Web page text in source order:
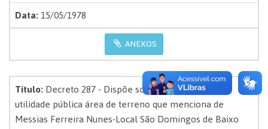
Data:15/05/1978
ANEXOS
Título:Decreto 287 - Dispõe sobre declaração de
utilidade pública área de terreno que menciona de
Messias Ferreira Nunes-Local São Domingos de Baixo